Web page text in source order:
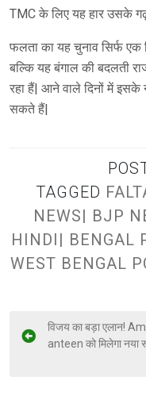
TMC के लिए यह हार उसके
फलता का यह चुनाव सिर्फ एक
बल्कि यह बंगाल की बदलती
रहा हैं| आने वाले दिनों में इसके
सकते हैं|
TAGGED
NEWS| BJP
HINDI| BENGAL
WEST BENGAL
विजय का बड़ा एलान!
anteen को मिलेगा नया